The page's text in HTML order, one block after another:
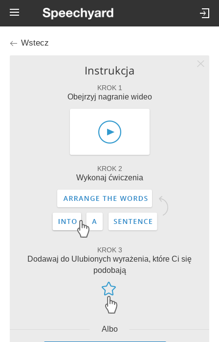
Wstecz
Instrukcja
KROK 1
Obejrzyj nagranie wideo
KROK 2
Wykonaj ćwiczenia
KROK 3
Dodawaj do Ulubionych wyrażenia, które Ci się
podobają
Albo